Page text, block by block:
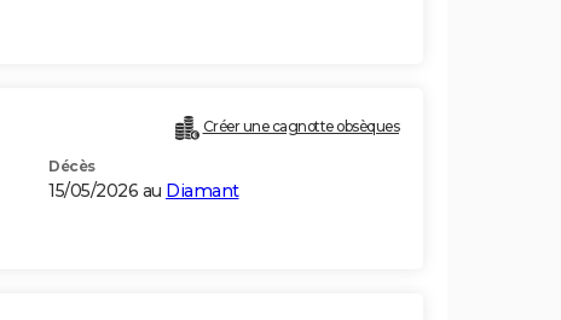
Créer une cagnotte obsèques
Décès
15/05/2026 au Diamant